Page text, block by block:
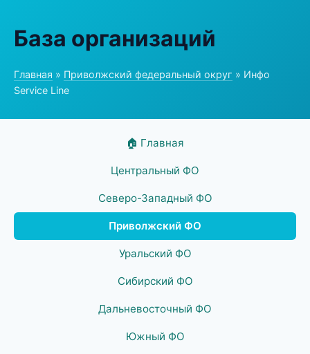
База организаций
Главная » Приволжский федеральный округ » Инфо
Service Line
🏠 Главная
Центральный ФО
Северо-Западный ФО
Приволжский ФО
Уральский ФО
Сибирский ФО
Дальневосточный ФО
Южный ФО